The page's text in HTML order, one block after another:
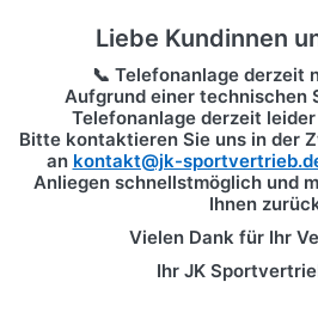
Liebe Kundinnen
📞 Telefonanlage derzeit
Aufgrund einer technischen
Telefonanlage derzeit
Bitte kontaktieren Sie uns in der
an kontakt@jk-
Anliegen schnellstmöglich und
Ihnen
Vielen Dank für Ihr
Ihr JK